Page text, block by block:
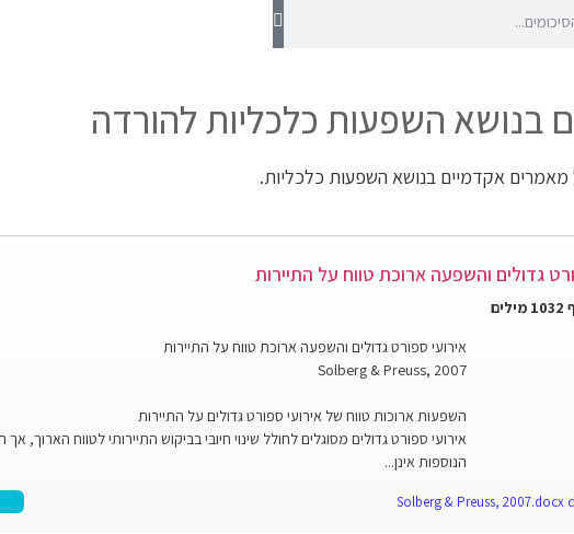
בנושא השפעות כלכליות להורדה
מאמרים אקדמיים בנושא השפעות כלכליות.
גדולים והשפעה ארוכת טווח על התיירות
אירועי ספורט גדולים והשפעה ארוכת טווח על התיירות
Solberg & Preuss, 2007
השפעות ארוכות טווח של אירועי ספורט גדולים על התיירות
אירועי ספורט גדולים מסוגלים לחולל שינוי חיובי בביקוש התיירותי לטווח הארוך,
הנוספות אינן...